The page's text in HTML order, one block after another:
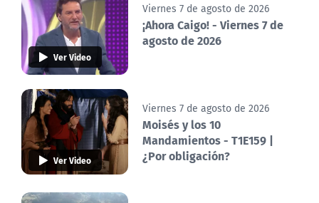
Ver Video
Viernes 7 de agosto de 2026
¡Ahora Caigo! - Viernes 7 de
agosto de 2026
Ver Video
Viernes 7 de agosto de 2026
Moisés y los 10
Mandamientos - T1E159 |
¿Por obligación?